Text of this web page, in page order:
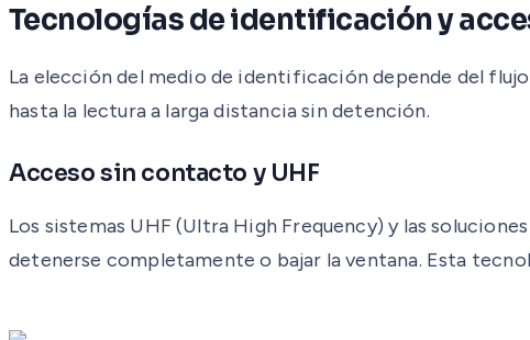
Tecnologías de identificación y
La elección del medio de identificación depende del
hasta la lectura a larga distancia sin detención.
Acceso sin contacto y UHF
Los sistemas UHF (Ultra High Frequency) y las
detenerse completamente o bajar la ventana. Esta